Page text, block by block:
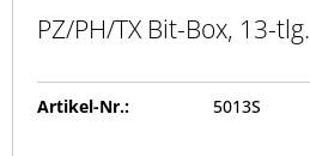
PZ/PH/TX Bit-Box, 13-tlg.
Artikel-Nr.: 5013S